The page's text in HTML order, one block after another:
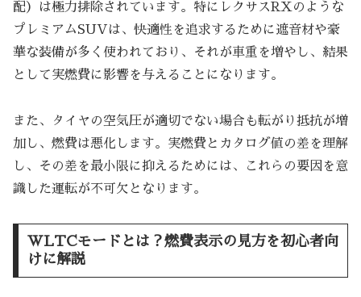
配）は極力排除されています。特にレクサスRXのような
プレミアムSUVは、快適性を追求するために遮音材や豪
華な装備が多く使われており、それが車重を増やし、結果
として実燃費に影響を与えることになります。
また、タイヤの空気圧が適切でない場合も転がり抵抗が増
加し、燃費は悪化します。実燃費とカタログ値の差を理解
し、その差を最小限に抑えるためには、これらの要因を意
識した運転が不可欠となります。
WLTCモードとは？燃費表示の見方を初心者向
けに解説